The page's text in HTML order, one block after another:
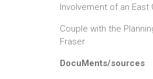
Involvement of an East
Couple with the
Fraser
DocuMents/sources